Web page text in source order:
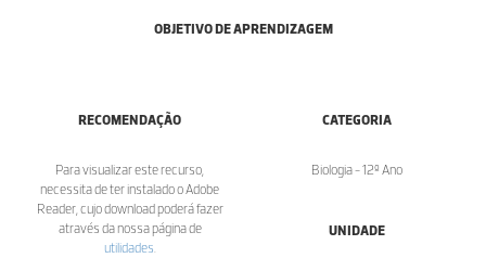
OBJETIVO DE APRENDIZAGEM
RECOMENDAÇÃO
Para visualizar este recurso,
necessita de ter instalado o Adobe
Reader, cujo download poderá fazer
através da nossa página de
utilidades.
CATEGORIA
Biologia - 12º Ano
UNIDADE